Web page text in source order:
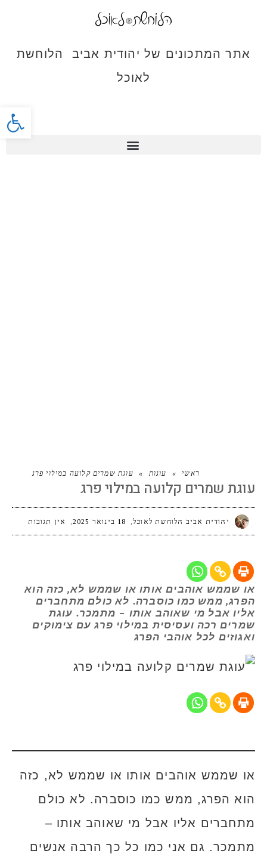
פתח
אתר המתכונים של יהודית אביב הלוחשת
לאוכל
ראשי » עוגות » עוגת שמרים קלועה במילוי פרג
עוגת שמרים קלועה במילוי פרג
יהודית אביב הלוחשת לאוכל 18 בינואר 2025 אין תגובות
או שממש אוהבים אותו או שממש לא, כזה הוא
הפרג, ממש כמו כוסברה. לא כולם מתחברים
אליו אבל מי שאוהב אותו – מתמכר. עוגת
שמרים רכה ועסיסית במילוי פרג עם צימוקים
ואגוזים לכל אוהבי הפרג
או שממש אוהבים אותו או שממש לא, כזה
הוא הפרג, ממש כמו כוסברה. לא כולם
מתחברים אליו אבל מי שאוהב אותו –
מתמכר. גם אני כמו כל כך הרבה אנשים